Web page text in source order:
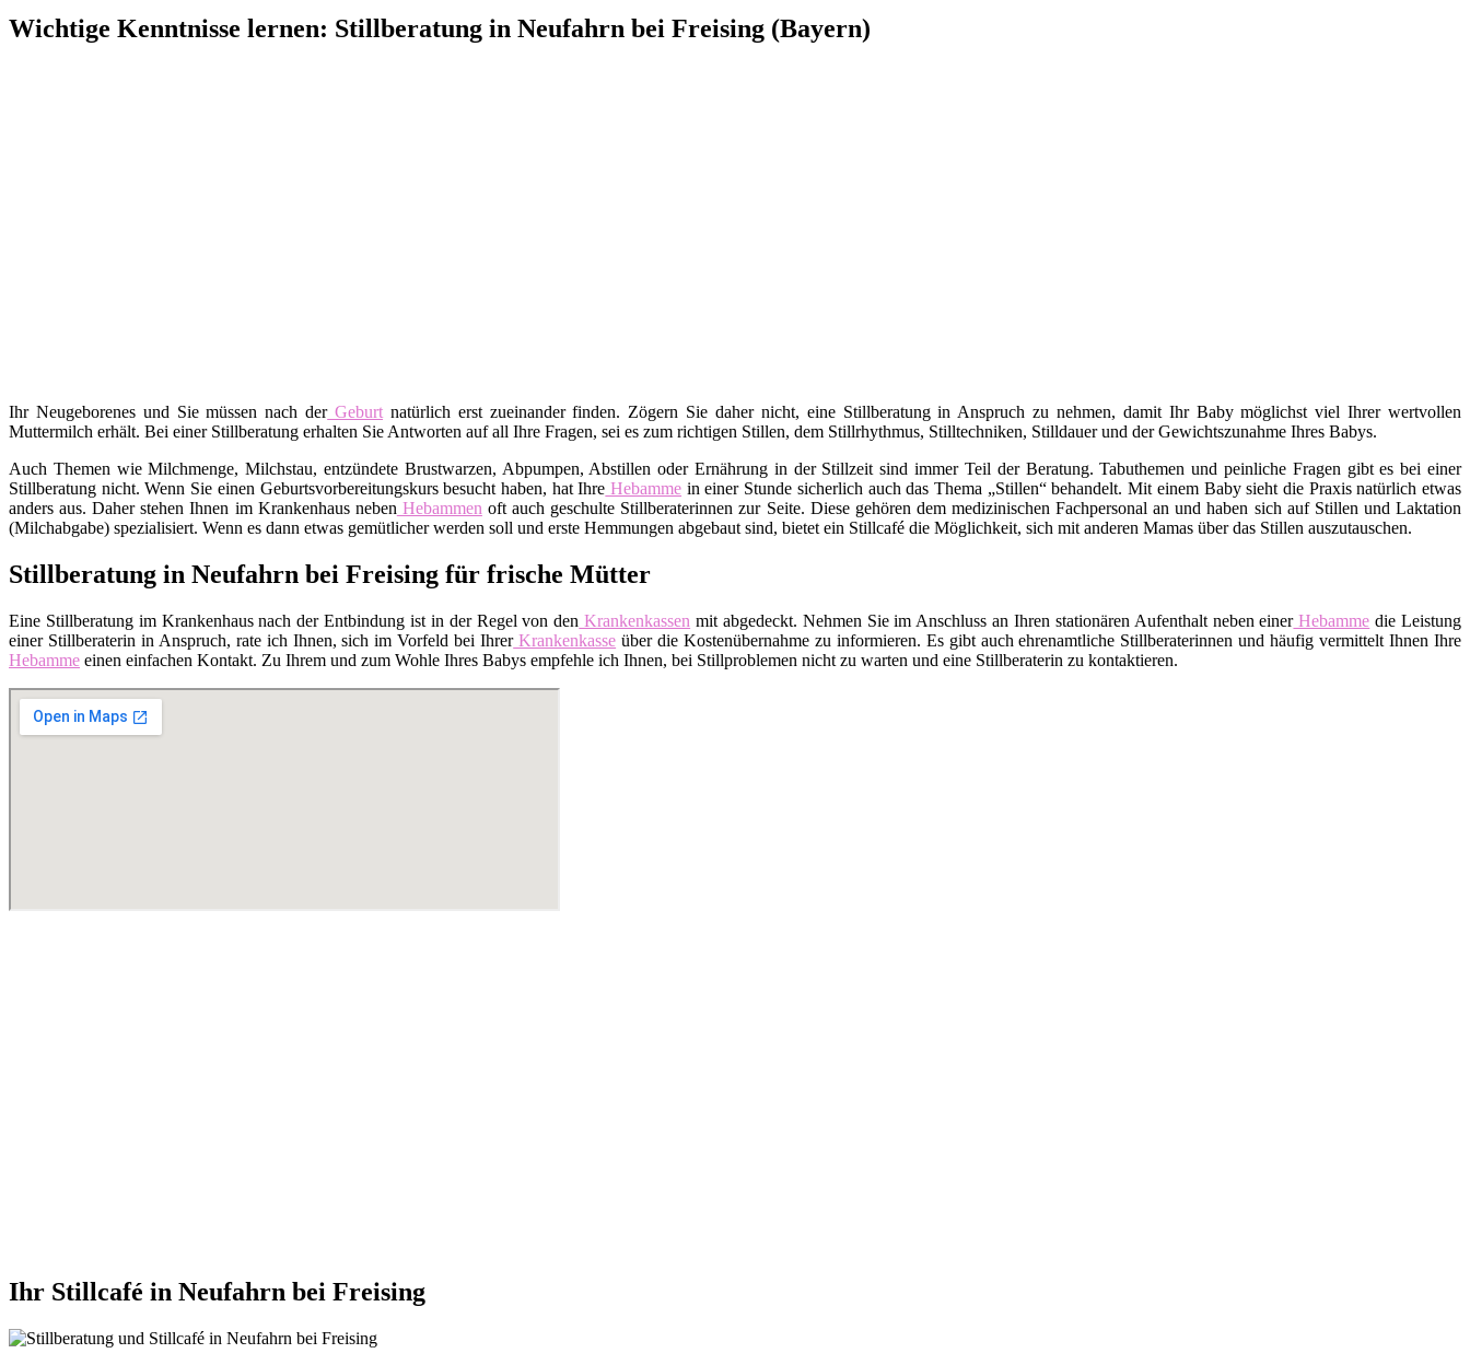
Wichtige Kenntnisse lernen: Stillberatung in Neufahrn bei Freising (Bayern)
Ihr Neugeborenes und Sie müssen nach derGeburt natürlich erst zueinander finden. Zögern Sie daher nicht, eine Stillberatung in Anspruch zu nehmen, damit Ihr Baby möglichst viel Ihrer wertvollen
Muttermilch erhält. Bei einer Stillberatung erhalten Sie Antworten auf all Ihre Fragen, sei es zum richtigen Stillen, dem Stillrhythmus, Stilltechniken, Stilldauer und der Gewichtszunahme Ihres Babys.
Auch Themen wie Milchmenge, Milchstau, entzündete Brustwarzen, Abpumpen, Abstillen oder Ernährung in der Stillzeit sind immer Teil der Beratung. Tabuthemen und peinliche Fragen gibt es bei einer
Stillberatung nicht. Wenn Sie einen Geburtsvorbereitungskurs besucht haben, hat Ihre Hebamme in einer Stunde sicherlich auch das Thema „Stillen“ behandelt. Mit einem Baby sieht die Praxis natürlich etwas
anders aus. Daher stehen Ihnen im Krankenhaus neben Hebammen oft auch geschulte Stillberaterinnen zur Seite. Diese gehören dem medizinischen Fachpersonal an und haben sich auf Stillen und Laktation
(Milchabgabe) spezialisiert. Wenn es dann etwas gemütlicher werden soll und erste Hemmungen abgebaut sind, bietet ein Stillcafé die Möglichkeit, sich mit anderen Mamas über das Stillen auszutauschen.
Stillberatung in Neufahrn bei Freising für frische Mütter
Eine Stillberatung im Krankenhaus nach der Entbindung ist in der Regel von den Krankenkassen mit abgedeckt. Nehmen Sie im Anschluss an Ihren stationären Aufenthalt neben einerHebamme die Leistung
einer Stillberaterin in Anspruch, rate ich Ihnen, sich im Vorfeld bei IhrerKrankenkasse über die Kostenübernahme zu informieren. Es gibt auch ehrenamtliche Stillberaterinnen und häufig vermittelt Ihnen Ihre
Hebamme einen einfachen Kontakt. Zu Ihrem und zum Wohle Ihres Babys empfehle ich Ihnen, bei Stillproblemen nicht zu warten und eine Stillberaterin zu kontaktieren.
Ihr Stillcafé in Neufahrn bei Freising